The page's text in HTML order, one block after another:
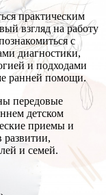
практическим
взгляд на работу
с
диагностики,
и подходами
ранней помощи.
передовые
детском
приемы и
развитии,
и семей.